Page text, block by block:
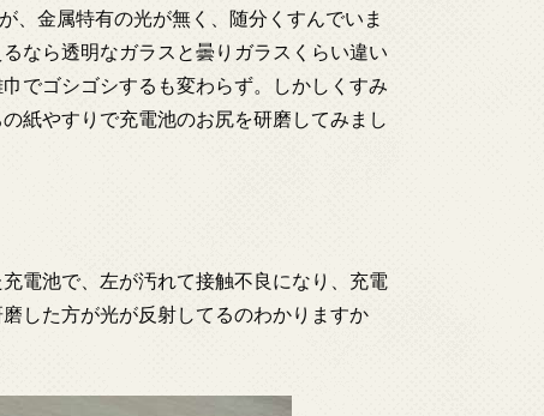
、金属特有の光が無く、随分くすんでいま
なら透明なガラスと曇りガラスくらい違い
でゴシゴシするも変わらず。しかしくすみ
紙やすりで充電池のお尻を研磨してみまし
電池で、左が汚れて接触不良になり、充電
した方が光が反射してるのわかりますか